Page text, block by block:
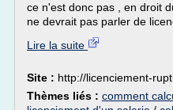
ce n'est donc pas , en droit
ne devrait pas parler de
Lire la suite
Site : http://licenciement-
Thèmes liés : comment